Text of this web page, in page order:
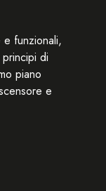
funzionali,
di
piano
e